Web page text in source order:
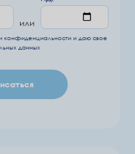
или
конфиденциальности и даю свое
данных